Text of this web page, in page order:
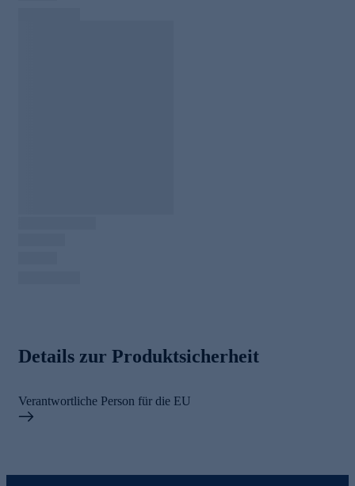
Details zur Produktsicherheit
Verantwortliche Person für die EU